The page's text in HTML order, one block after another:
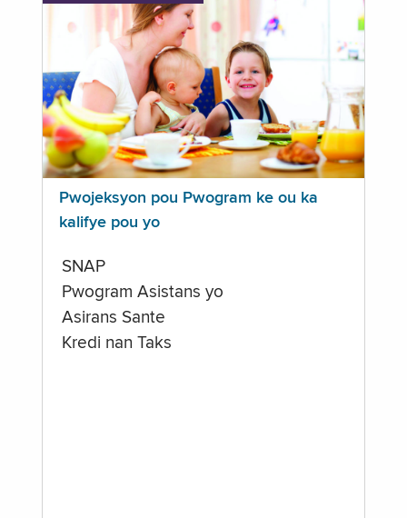
Pwojeksyon pou Pwogram ke ou ka
kalifye pou yo
SNAP
Pwogram Asistans yo
Asirans Sante
Kredi nan Taks